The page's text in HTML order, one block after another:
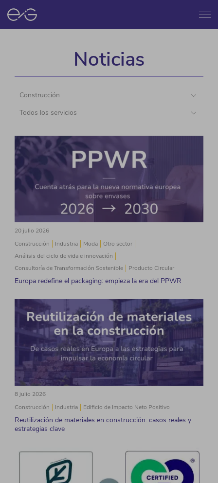
Menú
Noticias
Construcción
Todos los servicios
20 julio 2026
Construcción
Industria Moda
Otro sector
Análisis del ciclo de vida e innovación
Consultoría de Transformación Sostenible
Producto Circular
Europa redefine el packaging: empieza la era del PPWR
8 julio 2026
Construcción
Industria Edificio de Impacto Neto Positivo
Reutilización de materiales en construcción: casos reales y
estrategias clave